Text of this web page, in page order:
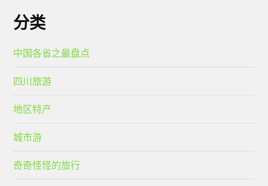
分类
中国各省之最盘点
四川旅游
地区特产
城市游
奇奇怪怪的旅行